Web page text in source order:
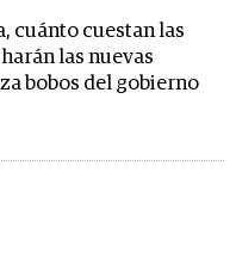
cuánto cuestan las
las nuevas
bobos del gobierno